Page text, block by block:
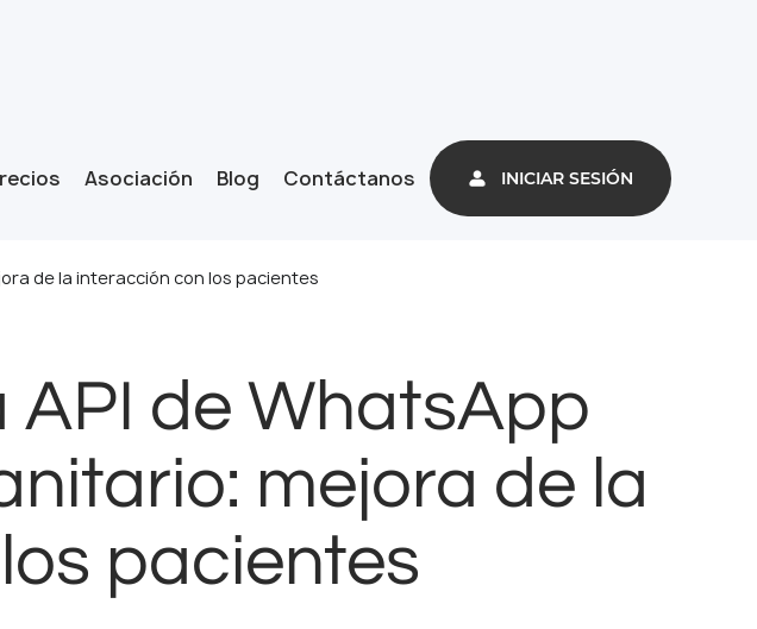
Asociación Blog Contáctanos INICIAR SESIÓN
de la interacción con los pacientes
de WhatsApp
mejora de la
pacientes